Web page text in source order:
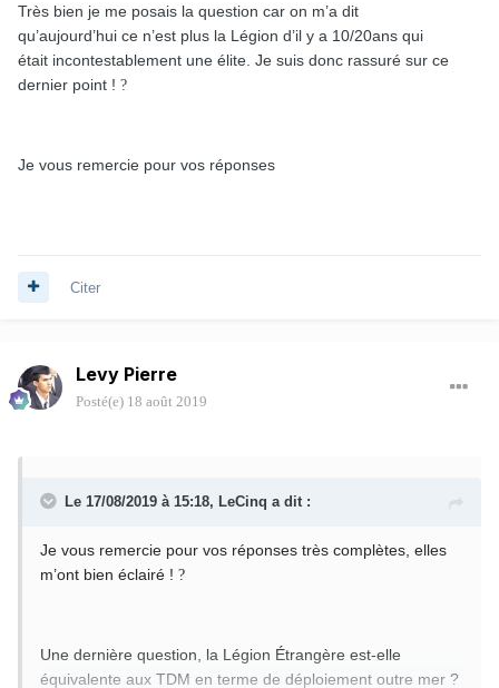
Très bien je me posais la question car on m’a dit
qu’aujourd’hui ce n’est plus la Légion d’il y a 10/20ans qui
était incontestablement une élite. Je suis donc rassuré sur ce
dernier point ! ?
Je vous remercie pour vos réponses
Citer
Levy Pierre
Posté(e) 18 août 2019
Le 17/08/2019 à 15:18, LeCinq a dit :
Je vous remercie pour vos réponses très complètes, elles
m’ont bien éclairé ! ?
Une dernière question, la Légion Étrangère est-elle
équivalente aux TDM en terme de déploiement outre mer ?